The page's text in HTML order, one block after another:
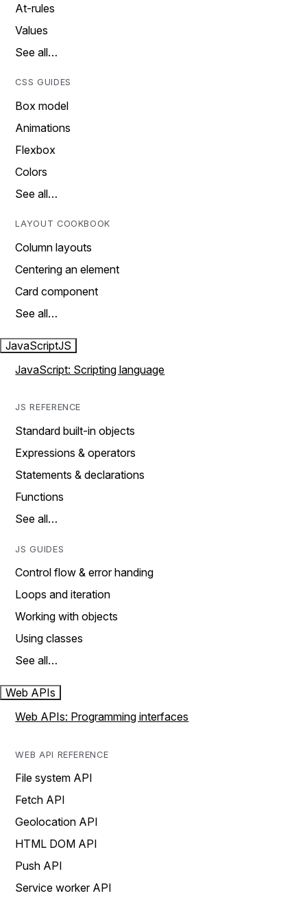
At-rules
Values
See all…
CSS GUIDES
Box model
Animations
Flexbox
Colors
See all…
LAYOUT COOKBOOK
Column layouts
Centering an element
Card component
See all…
JavaScriptJS
JavaScript: Scripting language
JS REFERENCE
Standard built-in objects
Expressions & operators
Statements & declarations
Functions
See all…
JS GUIDES
Control flow & error handing
Loops and iteration
Working with objects
Using classes
See all…
Web APIs
Web APIs: Programming interfaces
WEB API REFERENCE
File system API
Fetch API
Geolocation API
HTML DOM API
Push API
Service worker API